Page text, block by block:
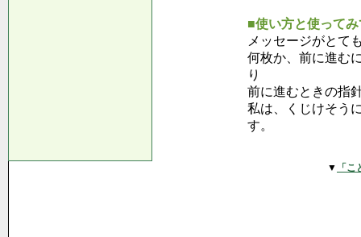
■使い方と使って
メッセージがとて
何枚か、前に進む
り
前に進むときの指
私は、くじけそう
す。
▼ 「